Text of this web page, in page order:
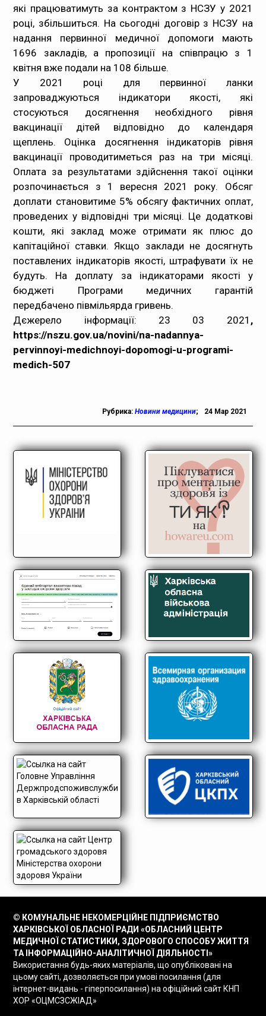
які працюватимуть за контрактом з НСЗУ у 2021
році, збільшиться. На сьогодні договір з НСЗУ на
надання первинної медичної допомоги мають
1696 закладів, а пропозиції на співпрацю з 1
квітня вже подали на 108 більше.
У 2021 році для первинної ланки
запроваджуються індикатори якості, які
стосуються досягнення необхідного рівня
вакцинації дітей відповідно до календаря
щеплень. Оцінка досягнення індикаторів рівня
вакцинації проводитиметься раз на три місяці.
Оплата за результатами здійснення такої оцінки
розпочинається з 1 вересня 2021 року. Обсяг
доплати становитиме 5% обсягу фактичних оплат,
проведених у відповідні три місяці. Це додаткові
кошти, які заклад може отримати як плюс до
капітаційної ставки. Якщо заклади не досягнуть
поставлених індикаторів якості, штрафувати їх не
будуть. На доплату за індикаторами якості у
бюджеті Програми медичних гарантій
передбачено півмільярда гривень.
Дєжерело інформації: 23 03 2021 ,
https://nszu.gov.ua/novini/na-nadannya-
pervinnoyi-medichnoyi-dopomogi-u-programi-
medich-507
Рубрика: Новини медицини; 24 Мар 2021
© КОМУНАЛЬНЕ НЕКОМЕРЦІЙНЕ ПІДПРИЄМСТВО
ХАРКІВСЬКОЇ ОБЛАСНОЇ РАДИ «ОБЛАСНИЙ ЦЕНТР
МЕДИЧНОЇ СТАТИСТИКИ, ЗДОРОВОГО СПОСОБУ ЖИТТЯ
ТА ІНФОРМАЦІЙНО-АНАЛІТИЧНОЇ ДІЯЛЬНОСТІ»
Використання будь-яких матеріалів, що опубліковані на
цьому сайті, дозволяється при умові посилання (для
інтернет-видань - гіперпосилання) на офіційний сайт КНП
ХОР «ОЦМСЗСЖІАД»